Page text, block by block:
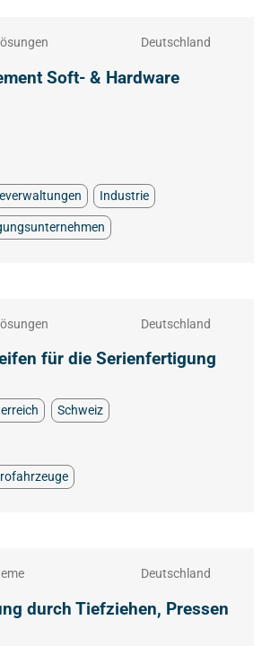
Deutschland
Soft- & Hardware
Industrie
Deutschland
für die Serienfertigung
Schweiz
Deutschland
durch Tiefziehen, Pressen